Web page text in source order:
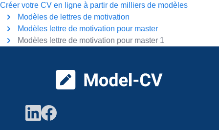
Créer votre CV en ligne à partir de milliers de modèles
Modèles de lettres de motivation
Modèles lettre de motivation pour master
Modèles lettre de motivation pour master 1